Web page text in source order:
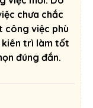
chưa chắc
công việc phù
kiên trì làm tốt
đúng đắn.